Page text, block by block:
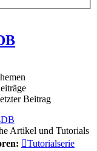
Beitrag
Artikel und Tutorials
Tutorialserie